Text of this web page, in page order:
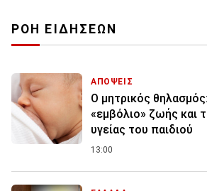
ΡΟΗ ΕΙΔΗΣΕΩΝ
ΑΠΟΨΕΙΣ
Ο μητρικός
«εμβόλιο» ζωής και
υγείας του παιδιού
13:00